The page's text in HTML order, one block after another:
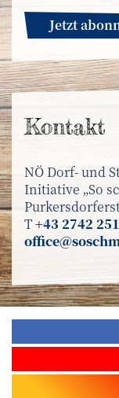
Jetzt
Kontakt
NÖ Dorf- und
Initiative „So
T+43 2742